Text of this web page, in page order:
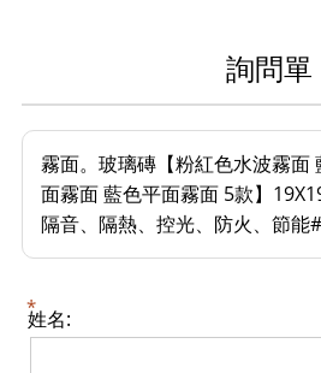
詢問單
霧面。玻璃磚【粉紅色水波霧面
面霧面 藍色平面霧面 5款】
隔音、隔熱、控光、防火、節能
姓名: